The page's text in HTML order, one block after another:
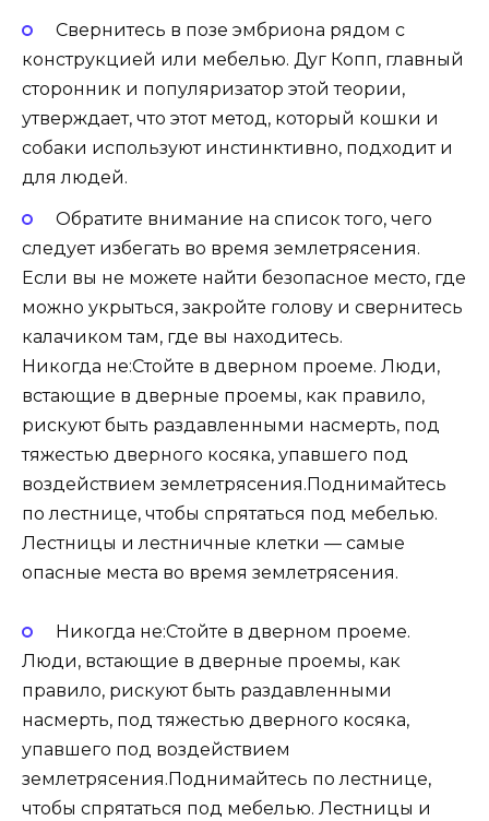
Свернитесь в позе эмбриона рядом с
конструкцией или мебелью. Дуг Копп, главный
сторонник и популяризатор этой теории,
утверждает, что этот метод, который кошки и
собаки используют инстинктивно, подходит и
для людей.
Обратите внимание на список того, чего
следует избегать во время землетрясения.
Если вы не можете найти безопасное место, где
можно укрыться, закройте голову и свернитесь
калачиком там, где вы находитесь.
Никогда не:Стойте в дверном проеме. Люди,
встающие в дверные проемы, как правило,
рискуют быть раздавленными насмерть, под
тяжестью дверного косяка, упавшего под
воздействием землетрясения.Поднимайтесь
по лестнице, чтобы спрятаться под мебелью.
Лестницы и лестничные клетки — самые
опасные места во время землетрясения.
Никогда не:Стойте в дверном проеме.
Люди, встающие в дверные проемы, как
правило, рискуют быть раздавленными
насмерть, под тяжестью дверного косяка,
упавшего под воздействием
землетрясения.Поднимайтесь по лестнице,
чтобы спрятаться под мебелью. Лестницы и